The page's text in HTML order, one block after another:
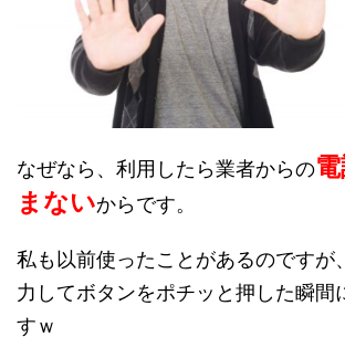
なぜなら、利用したら業者からの
まないからです。
私も以前使ったことがあるのですが
力してボタンをポチッと押した瞬間
すｗ